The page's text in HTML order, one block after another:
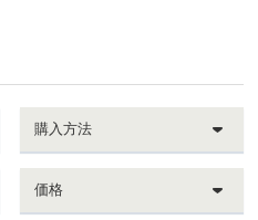
購入方法
価格